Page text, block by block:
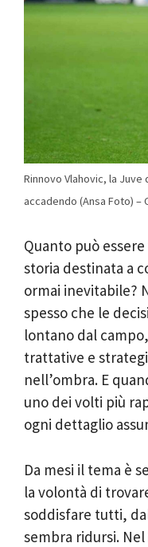
Rinnovo Vlahovic, la Juve
accadendo (Ansa Foto) –
Quanto può
storia destinata a
ormai inevitabile?
spesso che le
lontano dal
trattative e
nell’ombra. E
uno dei volti più
ogni dettaglio
Da mesi il tema è
la volontà di
soddisfare tutti,
sembra ridursi.